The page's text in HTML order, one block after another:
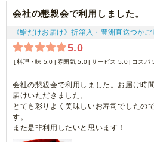
会社の懇親会で利用しました。
《鮨だけお届け》折箱入・豊洲直送つか
5.0
料理・味 5.0 雰囲気 5.0 サービス 5.0 コスパ
会社の懇親会で利用しました。お届け時
届けいただきました。
とても彩りよく美味しいお寿司でしたの
す。
また是非利用したいと思います！